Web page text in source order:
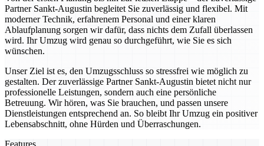
Partner Sankt-Augustin begleitet Sie zuverlässig und flexibel. Mit
moderner Technik, erfahrenem Personal und einer klaren
Ablaufplanung sorgen wir dafür, dass nichts dem Zufall überlassen
wird. Ihr Umzug wird genau so durchgeführt, wie Sie es sich
wünschen.
Unser Ziel ist es, den Umzugsschluss so stressfrei wie möglich zu
gestalten. Der zuverlässige Partner Sankt-Augustin bietet nicht nur
professionelle Leistungen, sondern auch eine persönliche
Betreuung. Wir hören, was Sie brauchen, und passen unsere
Dienstleistungen entsprechend an. So bleibt Ihr Umzug ein positiver
Lebensabschnitt, ohne Hürden und Überraschungen.
Features